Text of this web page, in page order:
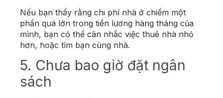
Nếu bạn thấy rằng chi phí nhà ở chiếm một
phần quá lớn trong tiền lương hàng tháng của
mình, bạn có thể cân nhắc việc thuê nhà nhỏ
hơn, hoặc tìm bạn cùng nhà.
5. Chưa bao giờ đặt ngân
sách